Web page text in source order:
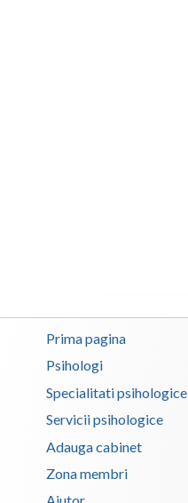
Prima pagina
Psihologi
Specialitati psihologice
Servicii psihologice
Adauga cabinet
Zona membri